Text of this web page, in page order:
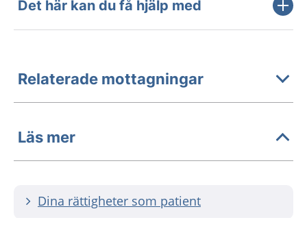
Det här kan du få hjälp med
Relaterade mottagningar
Läs mer
Dina rättigheter som patient